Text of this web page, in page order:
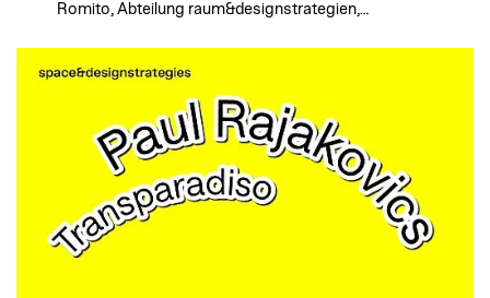
Romito, Abteilung raum&designstrategien,…